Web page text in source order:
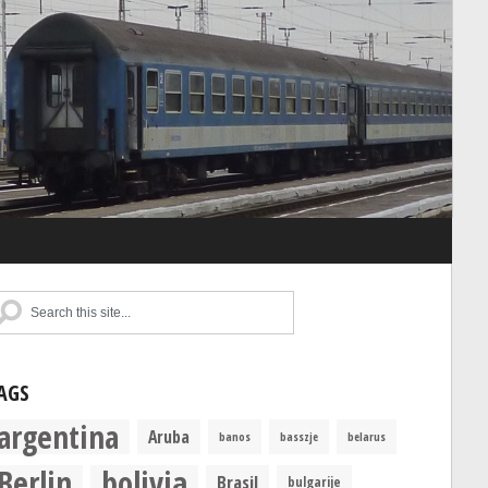
Aruba banos basszje belarus
Brasil bulgarije